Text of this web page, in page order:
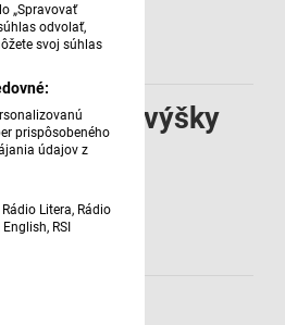
„Spravovať
odvolať,
svoj súhlas
prispôsobeného
údajov z
Litera, Rádio
RSI
do výšky